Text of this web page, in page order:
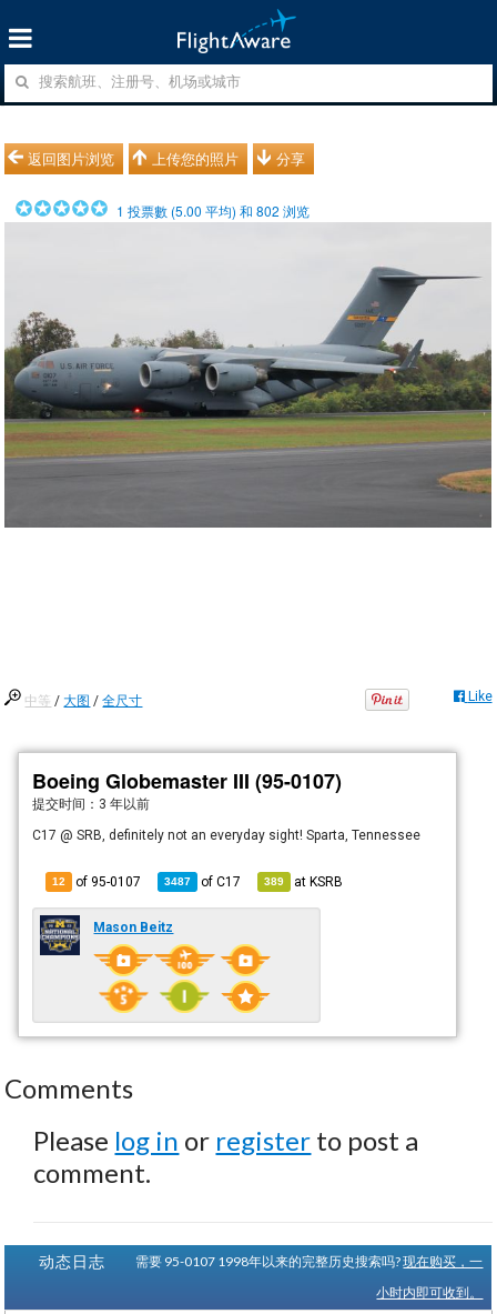
返回图片浏览 上传您的照片 分享
1 投票數 (5.00 平均) 和802 浏览
中等 /大图 /全尺寸 Like
Boeing Globemaster III (95-0107)
提交时间： 3 年以前
C17 @ SRB, definitely not an everyday sight! Sparta, Tennessee
12 of 95-0107 3487 ofC17 389 atKSRB
Mason Beitz
Comments
Please log in or register to post a
comment.
动态日志 需要 95-0107 1998年以来的完整历史搜索吗?现在购买，一
小时内即可收到。